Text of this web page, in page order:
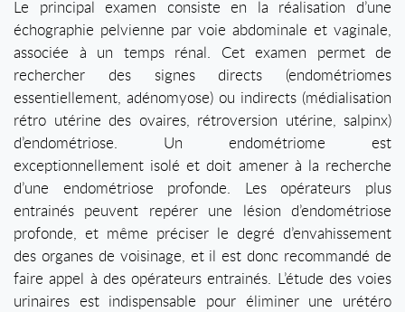
Le principal examen consiste en la réalisation d’une
échographie pelvienne par voie abdominale et vaginale,
associée à un temps rénal. Cet examen permet de
rechercher des signes directs (endométriomes
essentiellement, adénomyose) ou indirects (médialisation
rétro utérine des ovaires, rétroversion utérine, salpinx)
d’endométriose. Un endométriome est
exceptionnellement isolé et doit amener à la recherche
d’une endométriose profonde. Les opérateurs plus
entrainés peuvent repérer une lésion d’endométriose
profonde, et même préciser le degré d’envahissement
des organes de voisinage, et il est donc recommandé de
faire appel à des opérateurs entrainés. L’étude des voies
urinaires est indispensable pour éliminer une urétéro